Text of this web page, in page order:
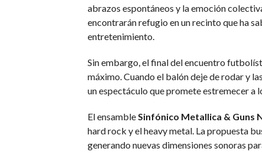
abrazos espontáneos y la emoción
encontrarán refugio en un recinto que ha
entretenimiento.
Sin embargo, el final del encuentro
máximo. Cuando el balón deje de rodar y
un espectáculo que promete estremecer a
El ensambleSinfónico Metallica & Guns
hard rock y el heavy metal. La propuesta
generando nuevas dimensiones sonoras